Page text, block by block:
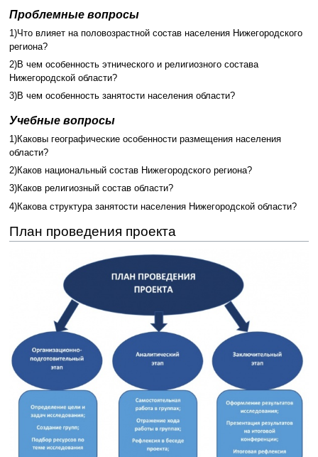
Проблемные вопросы
1)Что влияет на половозрастной состав населения Нижегородского
региона?
2)В чем особенность этнического и религиозного состава
Нижегородской области?
3)В чем особенность занятости населения области?
Учебные вопросы
1)Каковы географические особенности размещения населения
области?
2)Каков национальный состав Нижегородского региона?
3)Каков религиозный состав области?
4)Какова структура занятости населения Нижегородской области?
План проведения проекта